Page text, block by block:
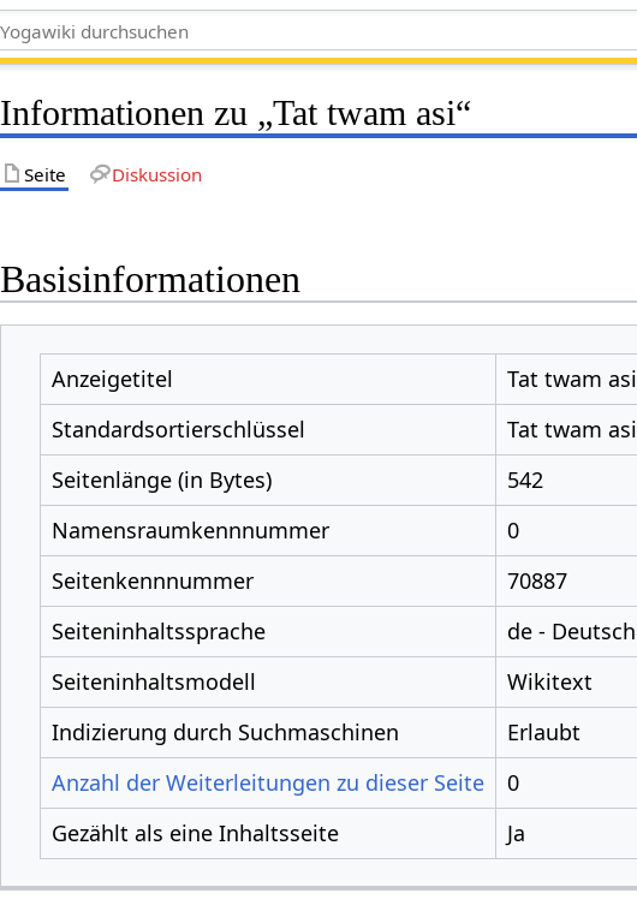
Informationen zu „Tat twam asi“
Seite Diskussion
Basisinformationen
Anzeigetitel
Tat twam asi
Standardsortierschlüssel
Tat twam asi
Seitenlänge (in Bytes)
542
Namensraumkennnummer
0
Seitenkennnummer
70887
Seiteninhaltssprache
de - Deutsch
Seiteninhaltsmodell
Wikitext
Indizierung durch Suchmaschinen
Erlaubt
Anzahl der Weiterleitungen zu dieser Seite
0
Gezählt als eine Inhaltsseite
Ja